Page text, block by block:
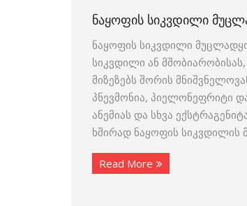
ᲜᲐᲧᲝᲤᲘᲡ ᲡᲘᲙᲕᲓᲘᲚᲘ
ნაყოფის სიკვდილი
სიკვდილი ან
მიზეზებს შორის
პნევმონია, პიელონეფრიტი
ანემიას და სხვა
ხშირად ნაყოფის სიკვდილის
Read More